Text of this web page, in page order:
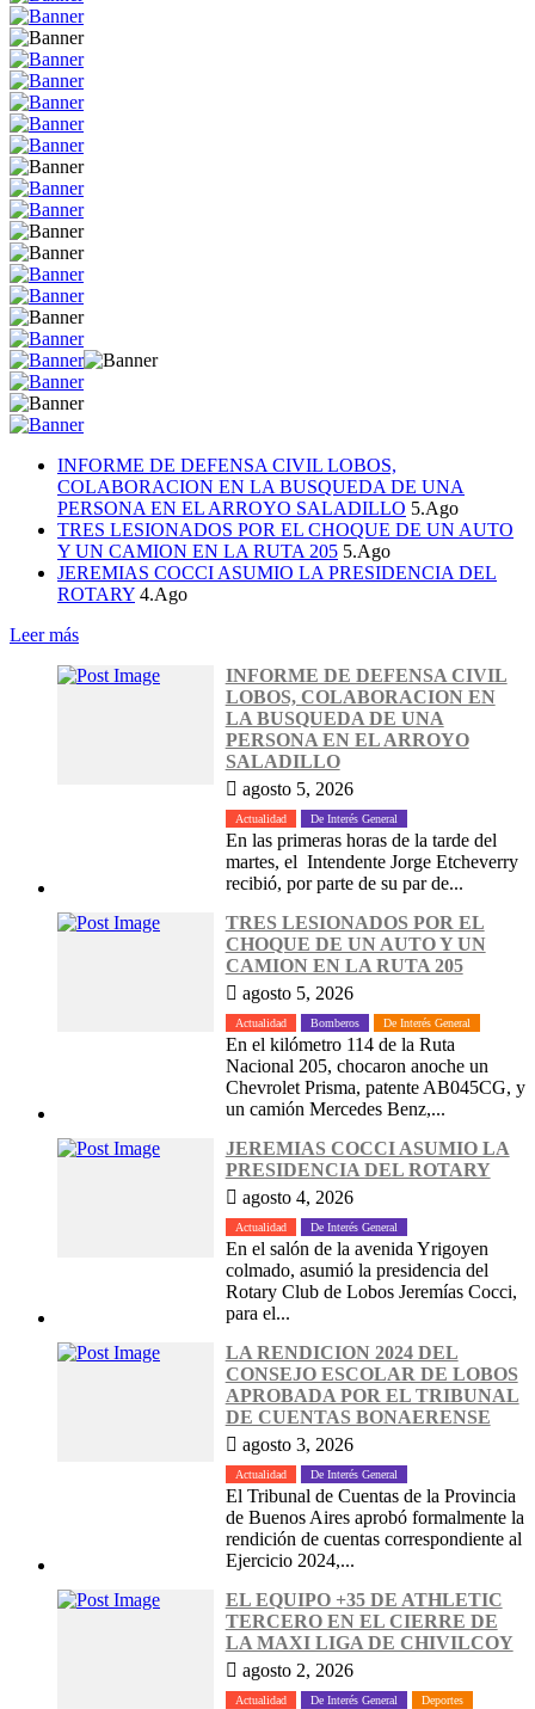
INFORME DE DEFENSA CIVIL LOBOS,
COLABORACION EN LA BUSQUEDA DE UNA
PERSONA EN EL ARROYO SALADILLO 5.Ago
TRES LESIONADOS POR EL CHOQUE DE UN AUTO
Y UN CAMION EN LA RUTA 205 5.Ago
JEREMIAS COCCI ASUMIO LA PRESIDENCIA DEL
ROTARY 4.Ago
Leer más
INFORME DE DEFENSA CIVIL
LOBOS, COLABORACION EN
LA BUSQUEDA DE UNA
PERSONA EN EL ARROYO
SALADILLO
agosto 5, 2026
Actualidad De Interés General
En las primeras horas de la tarde del
martes, el Intendente Jorge Etcheverry
recibió, por parte de su par de...
TRES LESIONADOS POR EL
CHOQUE DE UN AUTO Y UN
CAMION EN LA RUTA 205
agosto 5, 2026
Actualidad Bomberos De Interés General
En el kilómetro 114 de la Ruta
Nacional 205, chocaron anoche un
Chevrolet Prisma, patente AB045CG, y
un camión Mercedes Benz,...
JEREMIAS COCCI ASUMIO LA
PRESIDENCIA DEL ROTARY
agosto 4, 2026
Actualidad De Interés General
En el salón de la avenida Yrigoyen
colmado, asumió la presidencia del
Rotary Club de Lobos Jeremías Cocci,
para el...
LA RENDICION 2024 DEL
CONSEJO ESCOLAR DE LOBOS
APROBADA POR EL TRIBUNAL
DE CUENTAS BONAERENSE
agosto 3, 2026
Actualidad De Interés General
El Tribunal de Cuentas de la Provincia
de Buenos Aires aprobó formalmente la
rendición de cuentas correspondiente al
Ejercicio 2024,...
EL EQUIPO +35 DE ATHLETIC
TERCERO EN EL CIERRE DE
LA MAXI LIGA DE CHIVILCOY
agosto 2, 2026
Actualidad De Interés General Deportes